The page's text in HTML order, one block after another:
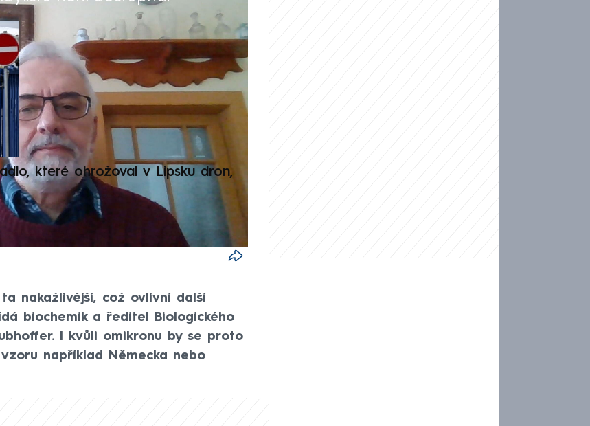
které ohrožoval v Lipsku dron,
nakažlivější, což ovlivní další
biochemik a ředitel Biologického
I kvůli omikronu by se proto
například Německa nebo